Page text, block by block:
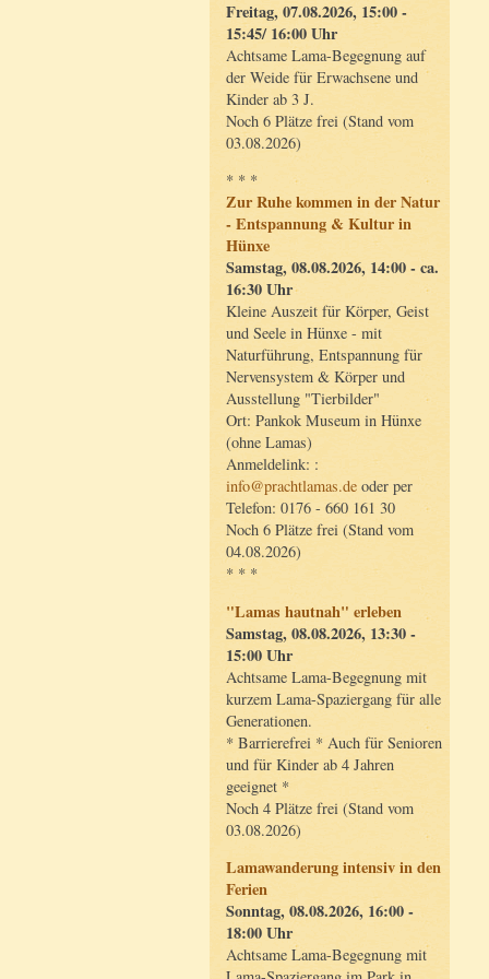
Freitag, 07.08.2026, 15:00 -
15:45/ 16:00 Uhr
Achtsame Lama-Begegnung auf
der Weide für Erwachsene und
Kinder ab 3 J.
Noch 6 Plätze frei (Stand vom
03.08.2026)
* * *
Zur Ruhe kommen in der Natur
- Entspannung & Kultur in
Hünxe
Samstag, 08.08.2026, 14:00 - ca.
16:30 Uhr
Kleine Auszeit für Körper, Geist
und Seele in Hünxe - mit
Naturführung, Entspannung für
Nervensystem & Körper und
Ausstellung "Tierbilder"
Ort: Pankok Museum in Hünxe
(ohne Lamas)
Anmeldelink: :
info@prachtlamas.de oder per
Telefon: 0176 - 660 161 30
Noch 6 Plätze frei (Stand vom
04.08.2026)
* * *
"Lamas hautnah" erleben
Samstag, 08.08.2026, 13:30 -
15:00 Uhr
Achtsame Lama-Begegnung mit
kurzem Lama-Spaziergang für alle
Generationen.
* Barrierefrei * Auch für Senioren
und für Kinder ab 4 Jahren
geeignet *
Noch 4 Plätze frei (Stand vom
03.08.2026)
Lamawanderung intensiv in den
Ferien
Sonntag, 08.08.2026, 16:00 -
18:00 Uhr
Achtsame Lama-Begegnung mit